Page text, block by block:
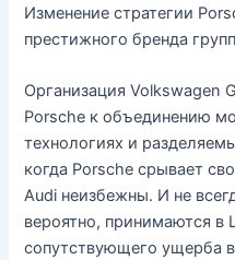
Изменение стратегии
престижного бренда
Организация Volkswagen
Porsche к объединению
технологиях и
когда Porsche срывает
Audi неизбежны. И не
вероятно, принимаются в
сопутствующего ущерба